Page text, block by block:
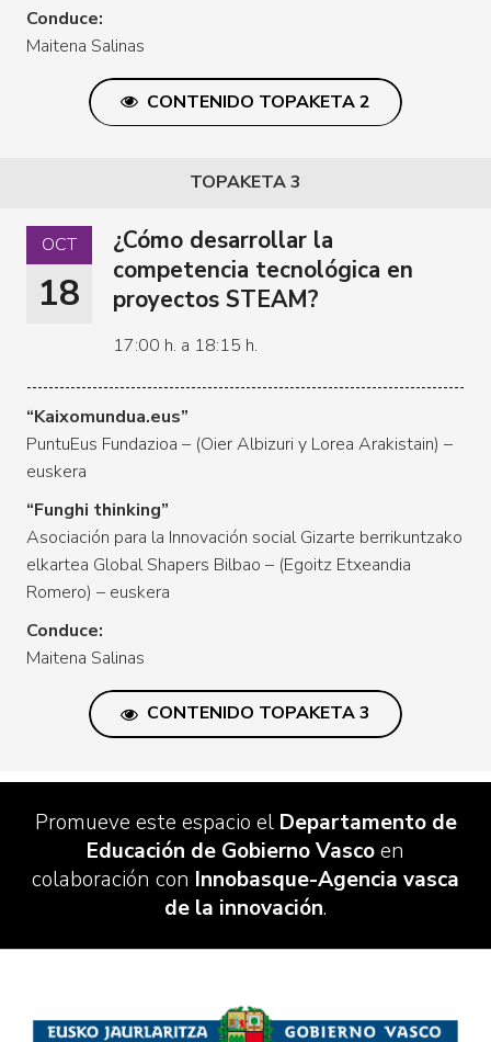
Conduce:
Maitena Salinas
CONTENIDO TOPAKETA 2
TOPAKETA 3
OCT
18
¿Cómo desarrollar la
competencia tecnológica en
proyectos STEAM?
17:00 h. a 18:15 h.
“Kaixomundua.eus”
PuntuEus Fundazioa – (Oier Albizuri y Lorea Arakistain) –
euskera
“Funghi thinking”
Asociación para la Innovación social Gizarte berrikuntzako
elkartea Global Shapers Bilbao – (Egoitz Etxeandia
Romero) – euskera
Conduce:
Maitena Salinas
CONTENIDO TOPAKETA 3
Promueve este espacio el Departamento de
Educación de Gobierno Vascoen
colaboración con Innobasque-Agencia vasca
de la innovación.